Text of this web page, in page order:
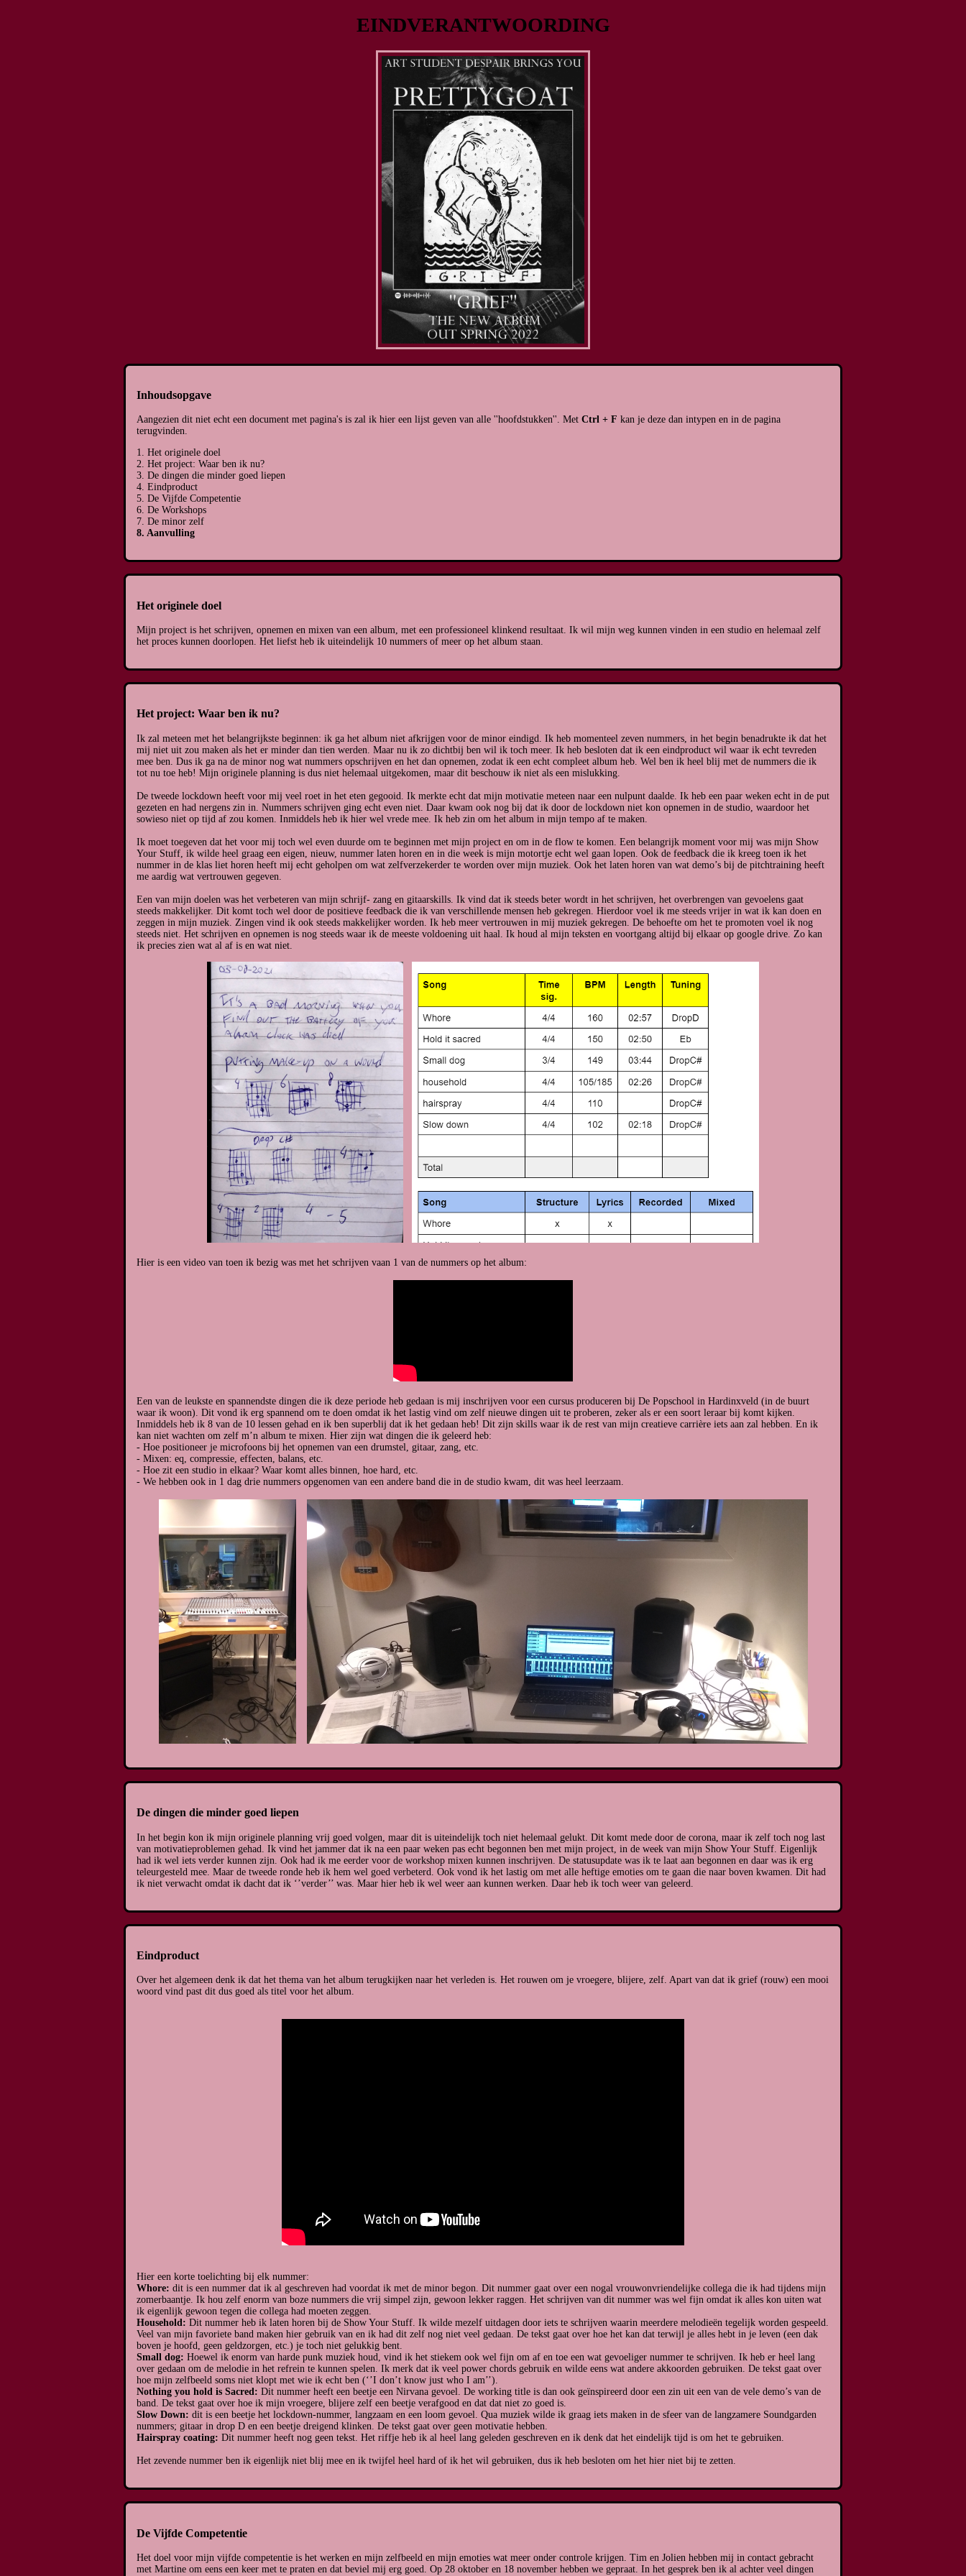
EINDVERANTWOORDING
Inhoudsopgave
Aangezien dit niet echt een document met pagina's is zal ik hier een lijst geven van alle ''hoofdstukken''. Met Ctrl + F kan je deze dan intypen en in de pagina
terugvinden.
1. Het originele doel
2. Het project: Waar ben ik nu?
3. De dingen die minder goed liepen
4. Eindproduct
5. De Vijfde Competentie
6. De Workshops
7. De minor zelf
8. Aanvulling
Het originele doel
Mijn project is het schrijven, opnemen en mixen van een album, met een professioneel klinkend resultaat. Ik wil mijn weg kunnen vinden in een studio en helemaal zelf
het proces kunnen doorlopen. Het liefst heb ik uiteindelijk 10 nummers of meer op het album staan.
Het project: Waar ben ik nu?
Ik zal meteen met het belangrijkste beginnen: ik ga het album niet afkrijgen voor de minor eindigd. Ik heb momenteel zeven nummers, in het begin benadrukte ik dat het
mij niet uit zou maken als het er minder dan tien werden. Maar nu ik zo dichtbij ben wil ik toch meer. Ik heb besloten dat ik een eindproduct wil waar ik echt tevreden
mee ben. Dus ik ga na de minor nog wat nummers opschrijven en het dan opnemen, zodat ik een echt compleet album heb. Wel ben ik heel blij met de nummers die ik
tot nu toe heb! Mijn originele planning is dus niet helemaal uitgekomen, maar dit beschouw ik niet als een mislukking.
De tweede lockdown heeft voor mij veel roet in het eten gegooid. Ik merkte echt dat mijn motivatie meteen naar een nulpunt daalde. Ik heb een paar weken echt in de put
gezeten en had nergens zin in. Nummers schrijven ging echt even niet. Daar kwam ook nog bij dat ik door de lockdown niet kon opnemen in de studio, waardoor het
sowieso niet op tijd af zou komen. Inmiddels heb ik hier wel vrede mee. Ik heb zin om het album in mijn tempo af te maken.
Ik moet toegeven dat het voor mij toch wel even duurde om te beginnen met mijn project en om in de flow te komen. Een belangrijk moment voor mij was mijn Show
Your Stuff, ik wilde heel graag een eigen, nieuw, nummer laten horen en in die week is mijn motortje echt wel gaan lopen. Ook de feedback die ik kreeg toen ik het
nummer in de klas liet horen heeft mij echt geholpen om wat zelfverzekerder te worden over mijn muziek. Ook het laten horen van wat demo’s bij de pitchtraining heeft
me aardig wat vertrouwen gegeven.
Een van mijn doelen was het verbeteren van mijn schrijf- zang en gitaarskills. Ik vind dat ik steeds beter wordt in het schrijven, het overbrengen van gevoelens gaat
steeds makkelijker. Dit komt toch wel door de positieve feedback die ik van verschillende mensen heb gekregen. Hierdoor voel ik me steeds vrijer in wat ik kan doen en
zeggen in mijn muziek. Zingen vind ik ook steeds makkelijker worden. Ik heb meer vertrouwen in mij muziek gekregen. De behoefte om het te promoten voel ik nog
steeds niet. Het schrijven en opnemen is nog steeds waar ik de meeste voldoening uit haal. Ik houd al mijn teksten en voortgang altijd bij elkaar op google drive. Zo kan
ik precies zien wat al af is en wat niet.
Hier is een video van toen ik bezig was met het schrijven vaan 1 van de nummers op het album:
Een van de leukste en spannendste dingen die ik deze periode heb gedaan is mij inschrijven voor een cursus produceren bij De Popschool in Hardinxveld (in de buurt
waar ik woon). Dit vond ik erg spannend om te doen omdat ik het lastig vind om zelf nieuwe dingen uit te proberen, zeker als er een soort leraar bij komt kijken.
Inmiddels heb ik 8 van de 10 lessen gehad en ik ben superblij dat ik het gedaan heb! Dit zijn skills waar ik de rest van mijn creatieve carrière iets aan zal hebben. En ik
kan niet wachten om zelf m’n album te mixen. Hier zijn wat dingen die ik geleerd heb:
- Hoe positioneer je microfoons bij het opnemen van een drumstel, gitaar, zang, etc.
- Mixen: eq, compressie, effecten, balans, etc.
- Hoe zit een studio in elkaar? Waar komt alles binnen, hoe hard, etc.
- We hebben ook in 1 dag drie nummers opgenomen van een andere band die in de studio kwam, dit was heel leerzaam.
De dingen die minder goed liepen
In het begin kon ik mijn originele planning vrij goed volgen, maar dit is uiteindelijk toch niet helemaal gelukt. Dit komt mede door de corona, maar ik zelf toch nog last
van motivatieproblemen gehad. Ik vind het jammer dat ik na een paar weken pas echt begonnen ben met mijn project, in de week van mijn Show Your Stuff. Eigenlijk
had ik wel iets verder kunnen zijn. Ook had ik me eerder voor de workshop mixen kunnen inschrijven. De statusupdate was ik te laat aan begonnen en daar was ik erg
teleurgesteld mee. Maar de tweede ronde heb ik hem wel goed verbeterd. Ook vond ik het lastig om met alle heftige emoties om te gaan die naar boven kwamen. Dit had
ik niet verwacht omdat ik dacht dat ik ‘’verder’’ was. Maar hier heb ik wel weer aan kunnen werken. Daar heb ik toch weer van geleerd.
Eindproduct
Over het algemeen denk ik dat het thema van het album terugkijken naar het verleden is. Het rouwen om je vroegere, blijere, zelf. Apart van dat ik grief (rouw) een mooi
woord vind past dit dus goed als titel voor het album.
Hier een korte toelichting bij elk nummer:
Whore: dit is een nummer dat ik al geschreven had voordat ik met de minor begon. Dit nummer gaat over een nogal vrouwonvriendelijke collega die ik had tijdens mijn
zomerbaantje. Ik hou zelf enorm van boze nummers die vrij simpel zijn, gewoon lekker raggen. Het schrijven van dit nummer was wel fijn omdat ik alles kon uiten wat
ik eigenlijk gewoon tegen die collega had moeten zeggen.
Household: Dit nummer heb ik laten horen bij de Show Your Stuff. Ik wilde mezelf uitdagen door iets te schrijven waarin meerdere melodieën tegelijk worden gespeeld.
Veel van mijn favoriete band maken hier gebruik van en ik had dit zelf nog niet veel gedaan. De tekst gaat over hoe het kan dat terwijl je alles hebt in je leven (een dak
boven je hoofd, geen geldzorgen, etc.) je toch niet gelukkig bent.
Small dog: Hoewel ik enorm van harde punk muziek houd, vind ik het stiekem ook wel fijn om af en toe een wat gevoeliger nummer te schrijven. Ik heb er heel lang
over gedaan om de melodie in het refrein te kunnen spelen. Ik merk dat ik veel power chords gebruik en wilde eens wat andere akkoorden gebruiken. De tekst gaat over
hoe mijn zelfbeeld soms niet klopt met wie ik echt ben (‘’I don’t know just who I am’’).
Nothing you hold is Sacred: Dit nummer heeft een beetje een Nirvana gevoel. De working title is dan ook geïnspireerd door een zin uit een van de vele demo’s van de
band. De tekst gaat over hoe ik mijn vroegere, blijere zelf een beetje verafgood en dat dat niet zo goed is.
Slow Down: dit is een beetje het lockdown-nummer, langzaam en een loom gevoel. Qua muziek wilde ik graag iets maken in de sfeer van de langzamere Soundgarden
nummers; gitaar in drop D en een beetje dreigend klinken. De tekst gaat over geen motivatie hebben.
Hairspray coating: Dit nummer heeft nog geen tekst. Het riffje heb ik al heel lang geleden geschreven en ik denk dat het eindelijk tijd is om het te gebruiken.
Het zevende nummer ben ik eigenlijk niet blij mee en ik twijfel heel hard of ik het wil gebruiken, dus ik heb besloten om het hier niet bij te zetten.
De Vijfde Competentie
Het doel voor mijn vijfde competentie is het werken en mijn zelfbeeld en mijn emoties wat meer onder controle krijgen. Tim en Jolien hebben mij in contact gebracht
met Martine om eens een keer met te praten en dat beviel mij erg goed. Op 28 oktober en 18 november hebben we gepraat. In het gesprek ben ik al achter veel dingen